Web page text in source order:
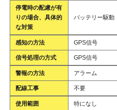
停電時の配慮が有
りの場合、具体的
な対策
バッテリー駆動
感知の方法 GPS信号
信号処理の方式 GPS信号
警報の方法 アラーム
配線工事 不要
使用範囲 特になし